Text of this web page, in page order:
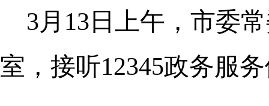
3月13日上午，市委
室，接听12345政务服